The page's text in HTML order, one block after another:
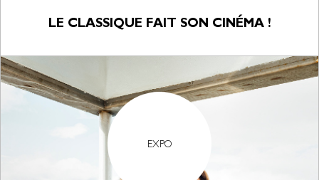
LE CLASSIQUE FAIT SON CINÉMA !
EXPO